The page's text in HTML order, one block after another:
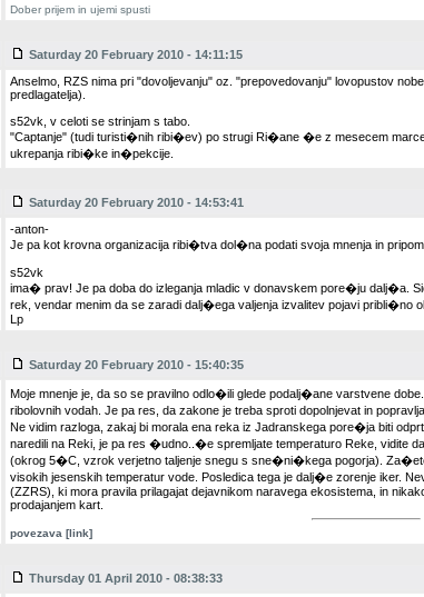
Dober prijem in ujemi spusti
Saturday 20 February 2010 - 14:11:15
Anselmo, RZS nima pri "dovoljevanju" oz. "prepovedovanju" lovopustov
predlagatelja).
s52vk, v celoti se strinjam s tabo.
"Captanje" (tudi turisti�nih ribi�ev) po strugi Ri�ane �e z mesecem
ukrepanja ribi�ke in�pekcije.
Saturday 20 February 2010 - 14:53:41
-anton-
Je pa kot krovna organizacija ribi�tva dol�na podati svoja mnenja in
s52vk
ima� prav! Je pa doba do izleganja mladic v donavskem pore�ju dalj�a.
rek, vendar menim da se zaradi dalj�ega valjenja izvalitev pojavi pribli�no
Lp
Saturday 20 February 2010 - 15:40:35
Moje mnenje je, da so se pravilno odlo�ili glede podalj�ane varstvene
ribolovnih vodah. Je pa res, da zakone je treba sproti dopolnjevat in
Ne vidim razloga, zakaj bi morala ena reka iz Jadranskega pore�ja biti
naredili na Reki, je pa res �udno..�e spremljate temperaturo Reke, vidite
(okrog 5�C, vzrok verjetno taljenje snegu s sne�ni�kega pogorja).
visokih jesenskih temperatur vode. Posledica tega je dalj�e zorenje iker.
(ZZRS), ki mora pravila prilagajat dejavnikom naravega ekosistema, in
prodajanjem kart.
povezava [link]
Thursday 01 April 2010 - 08:38:33